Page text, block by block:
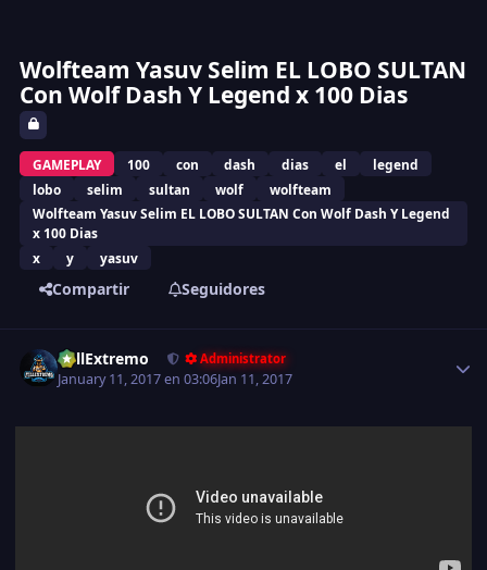
Wolfteam Yasuv Selim EL LOBO SULTAN
Con Wolf Dash Y Legend x 100 Dias
GAMEPLAY 100 con dash dias el
legend
lobo
selim sultan wolf
wolfteam
Wolfteam Yasuv Selim EL LOBO SULTAN Con Wolf Dash Y Legend
x 100 Dias
x
y yasuv
Compartir Seguidores
FullExtremo Administrator
January 11, 2017 en 03:06Jan 11, 2017